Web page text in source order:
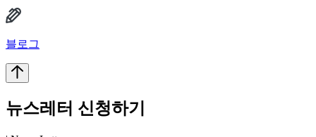
블로그
뉴스레터 신청하기